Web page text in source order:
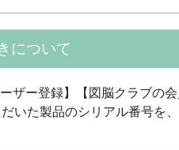
について
ザー登録】【図脳クラブの
いた製品のシリアル番号を